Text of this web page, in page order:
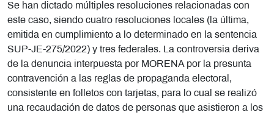
Se han dictado múltiples resoluciones relacionadas con
este caso, siendo cuatro resoluciones locales (la última,
emitida en cumplimiento a lo determinado en la sentencia
SUP-JE-275/2022) y tres federales. La controversia deriva
de la denuncia interpuesta por MORENA por la presunta
contravención a las reglas de propaganda electoral,
consistente en folletos con tarjetas, para lo cual se realizó
una recaudación de datos de personas que asistieron a los